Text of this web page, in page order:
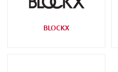
BLOCKX